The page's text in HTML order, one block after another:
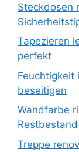
Steckdosen
Tapezieren
perfekt
Feuchtigkeit
beseitigen
Wandfarbe
Treppe